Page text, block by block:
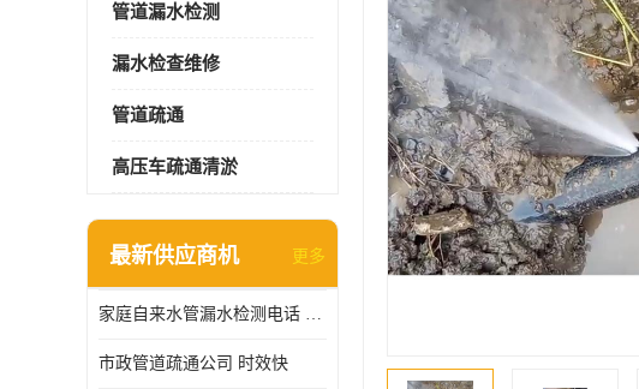
管道漏水检测
漏水检查维修
管道疏通
高压车疏通清淤
最新供应商机 更多
家庭自来水管漏水检测电话 服务周到
市政管道疏通公司 时效快